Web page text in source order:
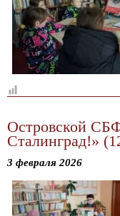
Островской
Сталинград!»
3 февраля 2026